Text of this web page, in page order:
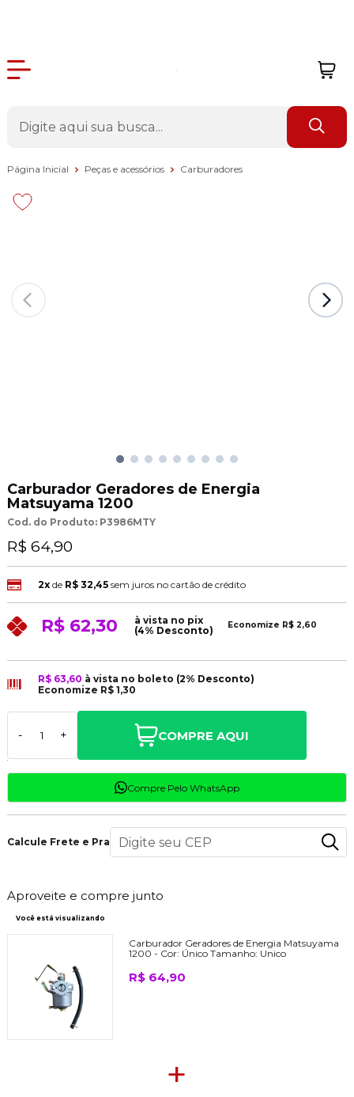
Página Inicial Peças e acessórios Carburadores
Carburador Geradores de Energia
Matsuyama 1200
Cod. do Produto: P3986MTY
R$ 64,90
2xde R$ 32,45 sem juros no cartão de crédito
R$ 62,30
à vista no pix
(4% Desconto)
Economize R$ 2,60
R$ 63,60 à vista no boleto (2% Desconto)
Economize R$ 1,30
- + COMPRE AQUI
Compre Pelo WhatsApp
Calcule Frete e Prazo
Aproveite e compre junto
Você está visualizando
Carburador Geradores de Energia Matsuyama
1200 - Cor: Único Tamanho: Unico
R$ 64,90
+